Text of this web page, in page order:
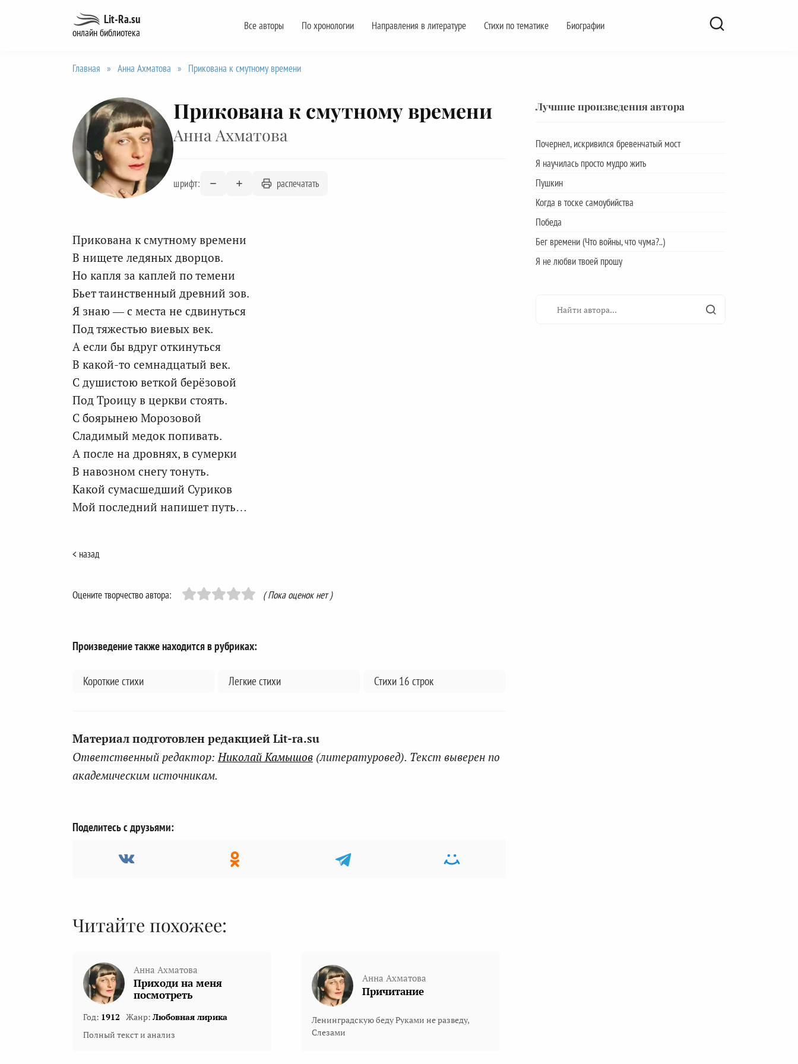
Lit-Ra.su
онлайн библиотека
Все авторы По хронологии Направления в литературе Стихи по тематике Биографии
Главная » Анна Ахматова » Прикована к смутному времени
Прикована к смутному времени
Анна Ахматова
шрифт: распечатать
Прикована к смутному времени
В нищете ледяных дворцов.
Но капля за каплей по темени
Бьет таинственный древний зов.
Я знаю — с места не сдвинуться
Под тяжестью виевых век.
А если бы вдруг откинуться
В какой-то семнадцатый век.
С душистою веткой берёзовой
Под Троицу в церкви стоять.
С боярынею Морозовой
Сладимый медок попивать.
А после на дровнях, в сумерки
В навозном снегу тонуть.
Какой сумасшедший Суриков
Мой последний напишет путь…
< назад
Оцените творчество автора: ( Пока оценок нет )
Произведение также находится в рубриках:
Короткие стихи Легкие стихи Стихи 16 строк
Материал подготовлен редакцией Lit-ra.su
Ответственный редактор:Николай Камышов (литературовед). Текст выверен по
академическим источникам.
Поделитесь с друзьями:
Читайте похожее:
Анна Ахматова
Приходи на меня
посмотреть
Год: 1912 Жанр: Любовная лирика
Полный текст и анализ
Анна Ахматова
Причитание
Ленинградскую беду Руками не разведу,
Слезами
Лучшие произведения автора
Почернел, искривился бревенчатый мост
Я научилась просто мудро жить
Пушкин
Когда в тоске самоубийства
Победа
Бег времени (Что войны, что чума?..)
Я не любви твоей прошу